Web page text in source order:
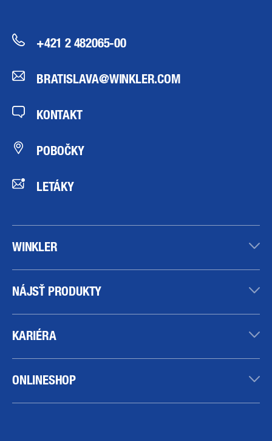
+421 2 482065-00
BRATISLAVA@WINKLER.COM
KONTAKT
POBOČKY
LETÁKY
WINKLER
NÁJSŤ PRODUKTY
KARIÉRA
ONLINESHOP